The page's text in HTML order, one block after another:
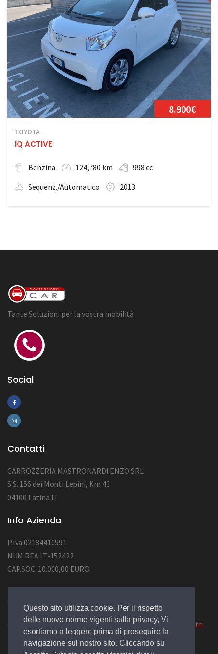
Questo sito utilizza cookie. Per il rispetto
delle nuove norme vigenti sulla privacy, Vi
esortiamo a leggere prima di proseguire la
navigazione sul nostro sito. Cliccando su
8.900€
TOYOTA
IQ ACTIVE
Benzina 124,780 km
998 cc
Sequenz./Automatico
2013
Tante Soluzioni per la vostra mobilità
Social
Contatti
CARROZZERIA MASTRONARDI ENZO SRL
S.S. 156 dei Monti Lepini, Km 43
04100 Latina LT
Info Azienda
P.Iva 02184410591
NUM.REA LT-152422
CAP.SOC. 10.000,00 EURO
Cookie|Privacy Law|Azienda|Servizi |Catalogo Contatti